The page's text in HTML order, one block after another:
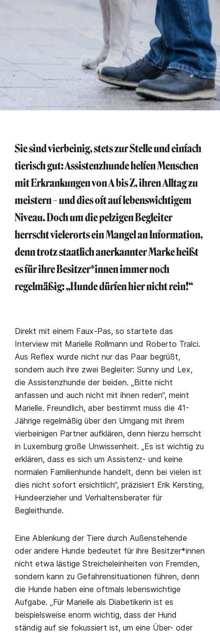
Sie sind vierbeinig, stets zur Stelle und einfach
tierisch gut: Assistenzhunde helfen Menschen
mit Erkrankungen von A bis Z, ihren Alltag zu
meistern – und dies oft auf lebenswichtigem
Niveau. Doch um die pelzigen Begleiter
herrscht vielerorts ein Mangel an Information,
denn trotz staatlich anerkannter Marke heißt
es für ihre Besitzer*innen immer noch
regelmäßig: „Hunde dürfen hier nicht rein!“
Direkt mit einem Faux-Pas, so startete das
Interview mit Marielle Rollmann und Roberto Tralci.
Aus Reflex wurde nicht nur das Paar begrüßt,
sondern auch ihre zwei Begleiter: Sunny und Lex,
die Assistenzhunde der beiden. „Bitte nicht
anfassen und auch nicht mit ihnen reden“, meint
Marielle. Freundlich, aber bestimmt muss die 41-
Jährige regelmäßig über den Umgang mit ihrem
vierbeinigen Partner aufklären, denn hierzu herrscht
in Luxemburg große Unwissenheit. „Es ist wichtig zu
erklären, dass es sich um Assistenz- und keine
normalen Familienhunde handelt, denn bei vielen ist
dies nicht sofort ersichtlich“, präzisiert Erik Kersting,
Hundeerzieher und Verhaltensberater für
Begleithunde.
Eine Ablenkung der Tiere durch Außenstehende
oder andere Hunde bedeutet für ihre Besitzer*innen
nicht etwa lästige Streicheleinheiten von Fremden,
sondern kann zu Gefahrensituationen führen, denn
die Hunde haben eine oftmals lebenswichtige
Aufgabe. „Für Marielle als Diabetikerin ist es
beispielsweise enorm wichtig, dass der Hund
ständig auf sie fokussiert ist, um eine Über- oder